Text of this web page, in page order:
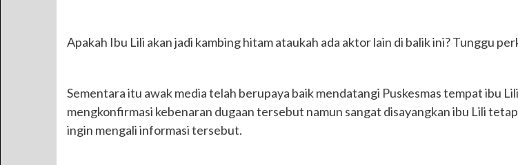
Apakah Ibu Lili akan jadi kambing hitam ataukah ada aktor lain di balik ini? Tunggu
Sementara itu awak media telah berupaya baik mendatangi Puskesmas tempat ibu
mengkonfirmasi kebenaran dugaan tersebut namun sangat disayangkan ibu Lili
ingin mengali informasi tersebut.